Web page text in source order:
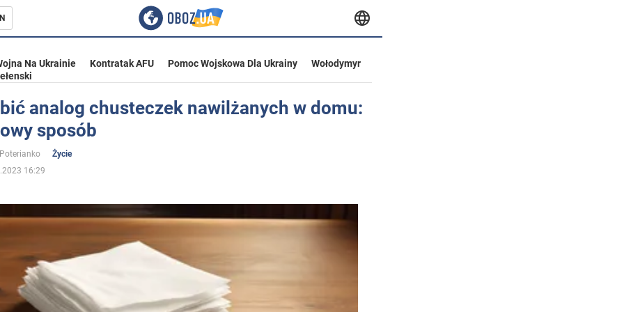
Ukrainie
Na Ukrainie Kontratak AFU Pomoc Wojskowa Dla Ukrainy
Wołodymyr
analog chusteczek nawilżanych w domu:
sposób
Życie
16:29